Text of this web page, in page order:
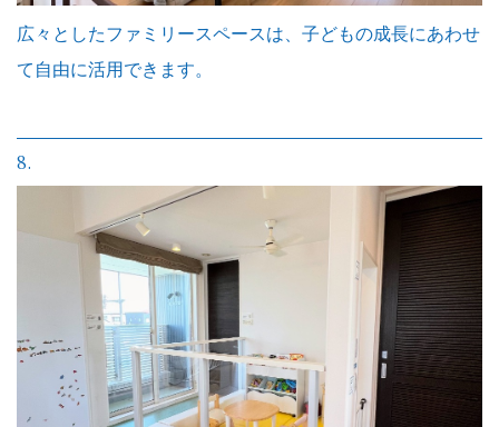
広々としたファミリースペースは、子どもの成長にあわせ
て自由に活用できます。
8.